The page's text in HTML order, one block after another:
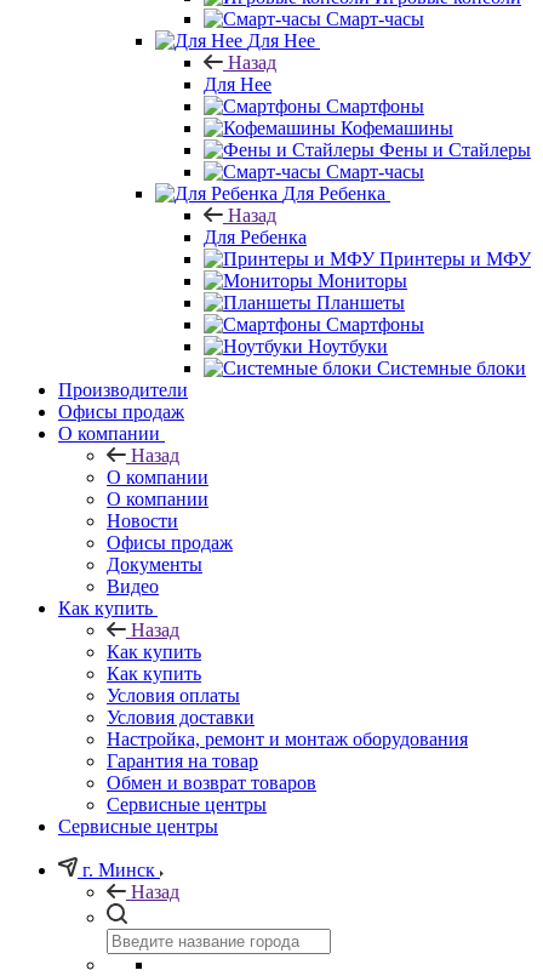
Смарт-часы
Для Нее
Назад
Для Нее
Смартфоны
Кофемашины
Фены и Стайлеры
Смарт-часы
Для Ребенка
Назад
Для Ребенка
Принтеры и МФУ
Мониторы
Планшеты
Смартфоны
Ноутбуки
Системные блоки
Производители
Офисы продаж
О компании
Назад
О компании
О компании
Новости
Офисы продаж
Документы
Видео
Как купить
Назад
Как купить
Как купить
Условия оплаты
Условия доставки
Настройка, ремонт и монтаж оборудования
Гарантия на товар
Обмен и возврат товаров
Сервисные центры
Сервисные центры
г. Минск
Назад